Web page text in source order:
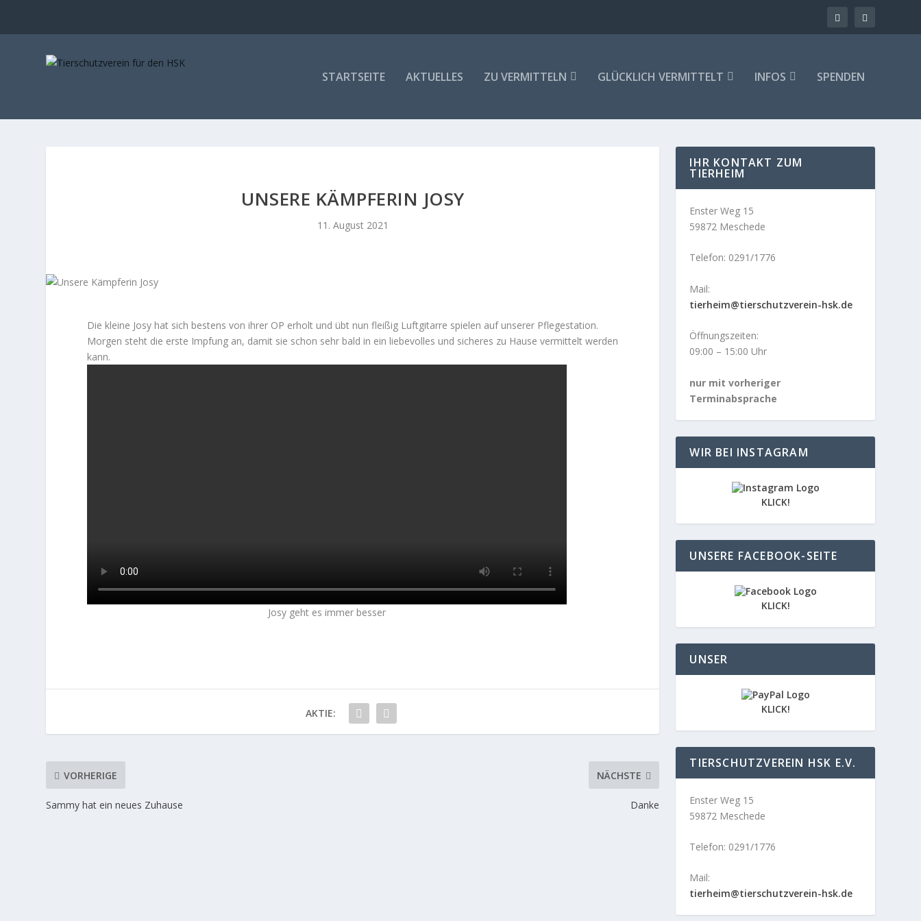
STARTSEITE AKTUELLES ZU VERMITTELN GLÜCKLICH VERMITTELT INFOS SPENDEN
UNSERE KÄMPFERIN JOSY
11. August 2021
Die kleine Josy hat sich bestens von ihrer OP erholt und übt nun fleißig Luftgitarre spielen auf unserer Pflegestation.
Morgen steht die erste Impfung an, damit sie schon sehr bald in ein liebevolles und sicheres zu Hause vermittelt werden
kann.
Josy geht es immer besser
AKTIE:
VORHERIGE
Sammy hat ein neues Zuhause
NÄCHSTE
Danke
IHR KONTAKT ZUM
TIERHEIM
Enster Weg 15
59872 Meschede
Telefon: 0291/1776
Mail:
tierheim@tierschutzverein-hsk.de
Öffnungszeiten:
09:00 – 15:00 Uhr
nur mit vorheriger
Terminabsprache
WIR BEI INSTAGRAM
KLICK!
UNSERE FACEBOOK-SEITE
KLICK!
UNSER
KLICK!
TIERSCHUTZVEREIN HSK E.V.
Enster Weg 15
59872 Meschede
Telefon: 0291/1776
Mail:
tierheim@tierschutzverein-hsk.de